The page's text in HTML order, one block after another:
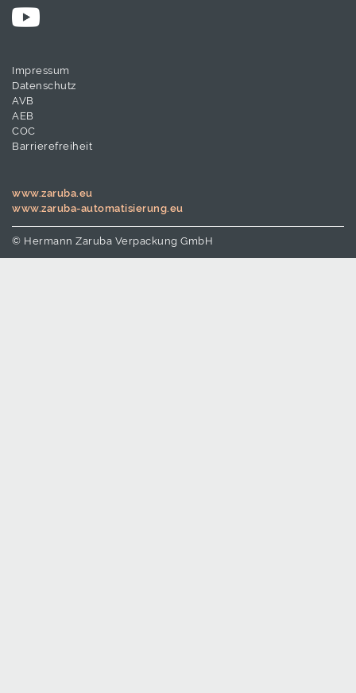
Impressum
Datenschutz
AVB
AEB
COC
Barrierefreiheit
www.zaruba.eu
www.zaruba-automatisierung.eu
© Hermann Zaruba Verpackung GmbH